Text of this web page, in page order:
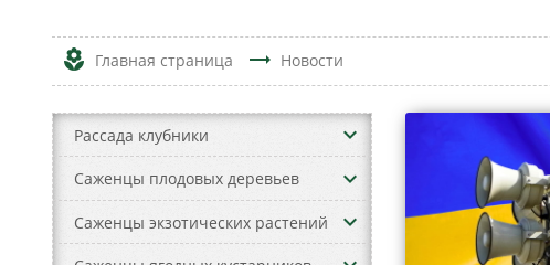
local_florist Главная страница trending_flat Новости
Рассада клубники keyboard_arrow_down
Саженцы плодовых деревьев keyboard_arrow_down
Саженцы экзотических растений keyboard_arrow_down